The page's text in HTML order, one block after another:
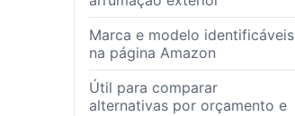
Marca e modelo identificáveis
na página Amazon
Útil para comparar
alternativas por orçamento e